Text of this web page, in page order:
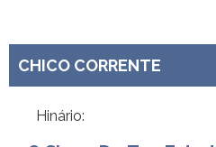
CHICO CORRENTE
Hinário: